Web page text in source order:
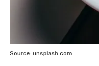
Source: unsplash.com